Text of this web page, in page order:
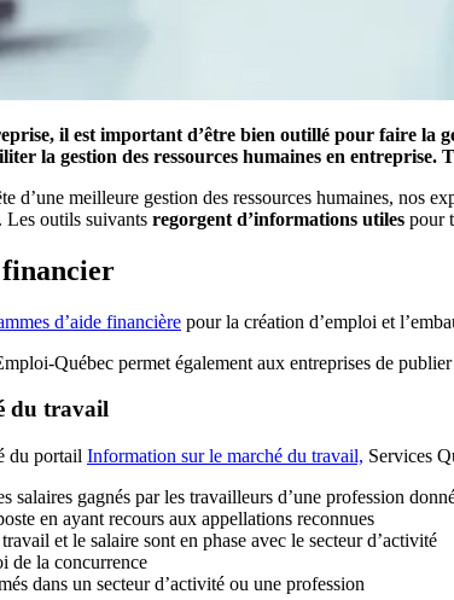
il est important d’être bien outillé pour faire la
la gestion des ressources humaines en
d’une meilleure gestion des ressources humaines, nos
Les outils suivants regorgent d’informations utiles pour
financier
d’aide financière pour la création d’emploi et
Québec permet également aux entreprises de
du travail
du portail Information sur le marché du travail, Services
salaires gagnés par les travailleurs d’une profession
en ayant recours aux appellations reconnues
et le salaire sont en phase avec le secteur d’activité
de la concurrence
dans un secteur d’activité ou une profession